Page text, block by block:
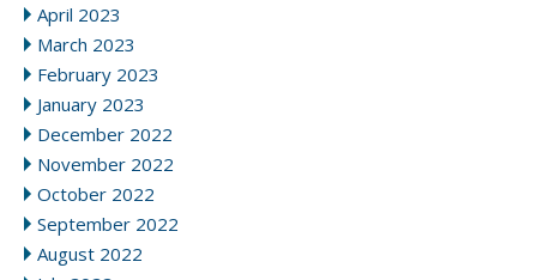
April 2023
March 2023
February 2023
January 2023
December 2022
November 2022
October 2022
September 2022
August 2022